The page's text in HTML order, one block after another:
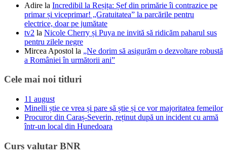
Adire la Incredibil la Reșița: Șef din primărie îi contrazice pe
primar și viceprimar! „Gratuitatea” la parcările pentru
electrice, doar pe jumătate
tv2 la Nicole Cherry și Puya ne invită să ridicăm paharul sus
pentru zilele negre
Mircea Apostol la „Ne dorim să asigurăm o dezvoltare robustă
a României în următorii ani”
Cele mai noi titluri
11 august
Minelli știe ce vrea și pare să știe și ce vor majoritatea femeilor
Procuror din Caraș-Severin, reținut după un incident cu armă
într-un local din Hunedoara
Curs valutar BNR